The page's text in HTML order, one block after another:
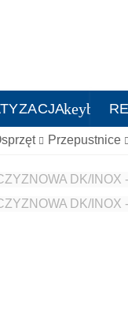
Przepustnice